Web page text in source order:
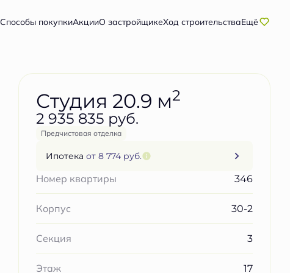
Способы покупкиАкцииО застройщикеХод строительстваЕщё
Забронировать бесплатно
Студия 20.9 м2
2 935 835 руб.
Предчистовая отделка
Ипотека от 8 774 руб.
Номер квартиры 346
Корпус 30-2
Секция 3
Этаж 17